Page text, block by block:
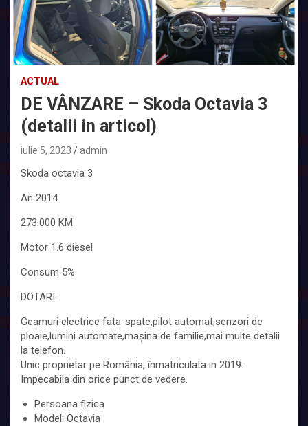
ACTUAL
DE VÂNZARE – Skoda Octavia 3
(detalii in articol)
iulie 5, 2023 admin
Skoda octavia 3
An 2014
273.000 KM
Motor 1.6 diesel
Consum 5%
DOTARI:
Geamuri electrice fata-spate,pilot automat,senzori de
ploaie,lumini automate,mașina de familie,mai multe detalii
la telefon.
Unic proprietar pe România, înmatriculata in 2019.
Impecabila din orice punct de vedere.
Persoana fizica
Model: Octavia